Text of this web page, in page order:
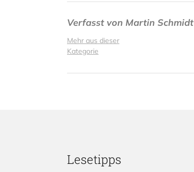
Verfasst von Martin Schmidt
Mehr aus dieser
Kategorie
Lesetipps